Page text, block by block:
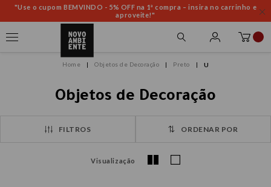
"Use o cupom BEMVINDO - 5% OFF na 1ª compra – insira no carrinho e
aproveite!"
Objetos de Decoração Preto U
Objetos de Decoração
FILTROS ORDENAR POR
Visualização